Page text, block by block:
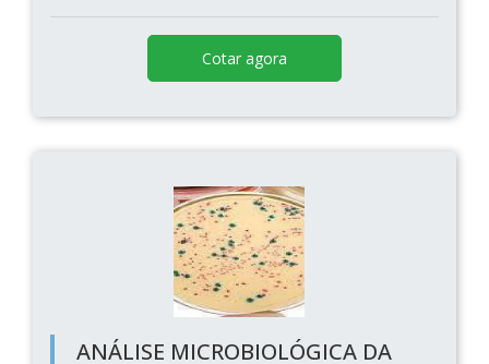
Cotar agora
ANÁLISE MICROBIOLÓGICA DA